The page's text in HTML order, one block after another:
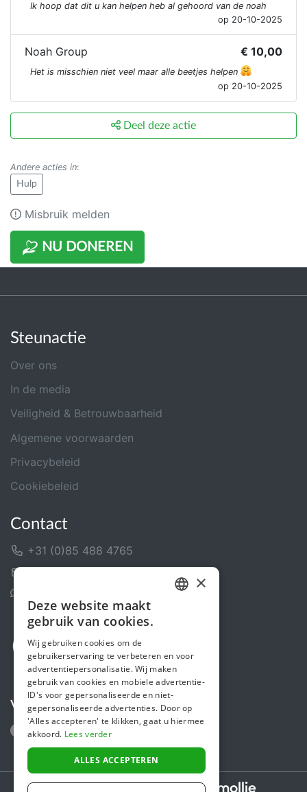
NU DONEREN
Ik hoop dat dit u kan helpen heb al gehoord van de noah
op 20-10-2025
Noah Group € 10,00
Het is misschien niet veel maar alle beetjes helpen
op 20-10-2025
Deel deze actie
Andere acties in:
Hulp
Misbruik melden
Steunactie
Over ons
In de media
Veiligheid & Betrouwbaarheid
Algemene voorwaarden
Privacybeleid
Cookiebeleid
Contact
+31 (0)85 488 4765
Volg ons
Secure payments powered by
ENGLISH
×
Deze website maakt
gebruik van cookies.
Wij gebruiken cookies om de
gebruikerservaring te verbeteren en voor
advertentiepersonalisatie. Wij maken
gebruik van cookies en mobiele advertentie-
ID's voor gepersonaliseerde en niet-
gepersonaliseerde advertenties. Door op
'Alles accepteren' te klikken, gaat u hiermee
akkoord. Lees verder
ALLES ACCEPTEREN